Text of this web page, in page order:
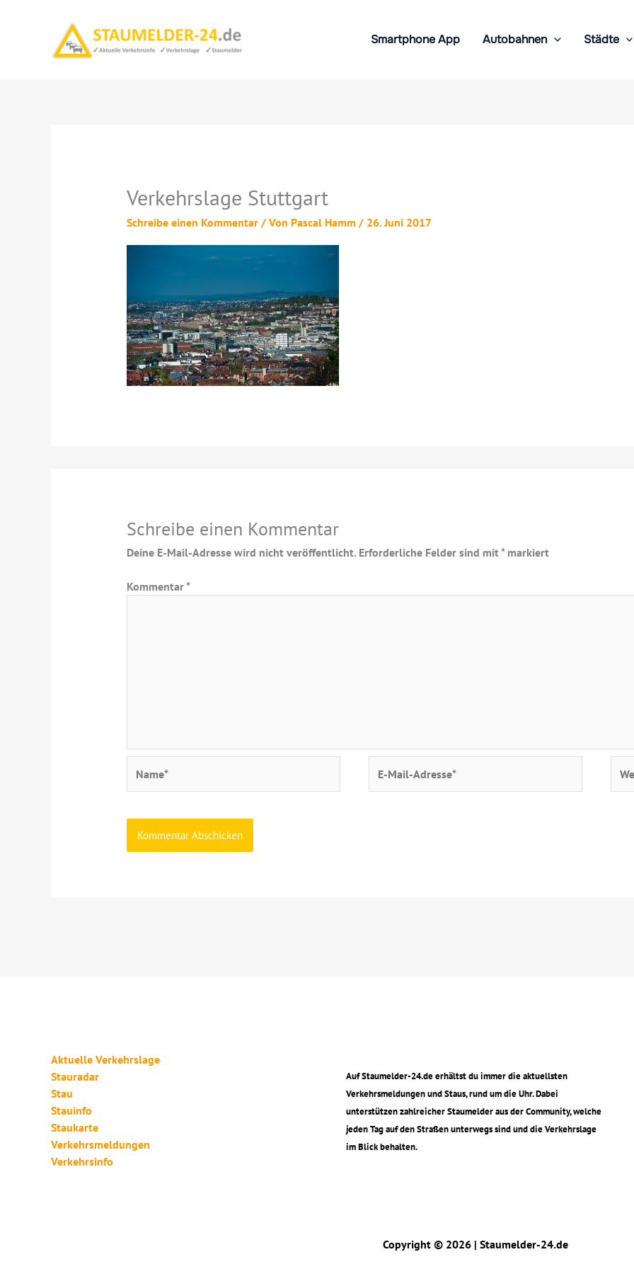
Smartphone App Autobahnen Städte
Verkehrslage Stuttgart
Schreibe einen Kommentar / Von Pascal Hamm / 26. Juni 2017
Schreibe einen Kommentar
Deine E-Mail-Adresse wird nicht veröffentlicht. Erforderliche Felder sind mit*markiert
Kommentar*
Mail-
Aktuelle Verkehrslage
Stauradar
Stau
Stauinfo
Staukarte
Verkehrsmeldungen
Verkehrsinfo
Auf Staumelder-24.de erhältst du immer die aktuellsten
Verkehrsmeldungen und Staus, rund um die Uhr. Dabei
unterstützen zahlreicher Staumelder aus der Community, welche
jeden Tag auf den Straßen unterwegs sind und die Verkehrslage
im Blick behalten.
Copyright © 2026 | Staumelder-24.de